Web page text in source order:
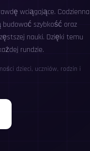
wciągające. Codzienna
budować szybkość oraz
nauki. Dzięki temu
rundzie.
dzieci, uczniów, rodzin i